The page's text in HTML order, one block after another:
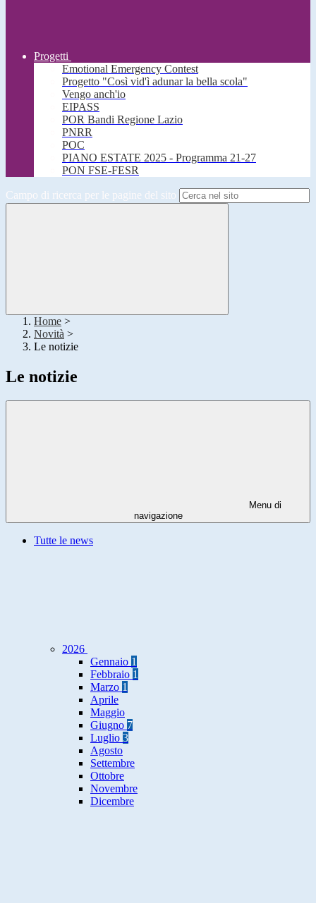
Progetti
Emotional Emergency Contest
Progetto "Così vid'ì adunar la bella scola"
Vengo anch'io
EIPASS
POR Bandi Regione Lazio
PNRR
POC
PIANO ESTATE 2025 - Programma 21-27
PON FSE-FESR
Campo di ricerca per le pagine del sito
Home >
Novità >
Le notizie
Le notizie
Menu di
navigazione
Tutte le news
2026
Gennaio 1
Febbraio 1
Marzo 1
Aprile
Maggio
Giugno 7
Luglio 3
Agosto
Settembre
Ottobre
Novembre
Dicembre